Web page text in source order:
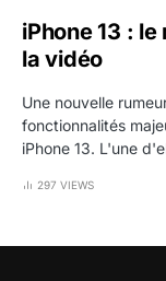
iPhone 13 :
la vidéo
Une nouvelle
fonctionnalités
iPhone 13. L'une
297 VIEWS